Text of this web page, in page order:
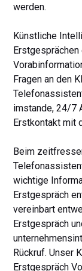
werden.
Künstliche
Fragen an den
imstande, 24/7
Erstkontakt mit
Beim
wichtige
Erstgespräch
vereinbart
Erstgespräch
Rückruf. Unser
Erstgespräch